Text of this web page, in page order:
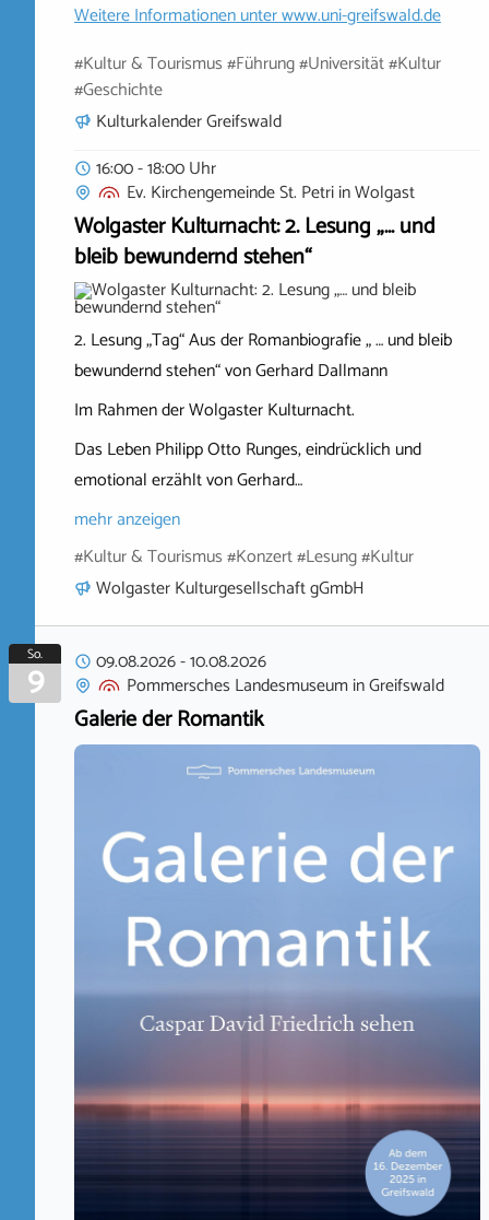
Weitere Informationen unterwww.uni-greifswald.de
#Kultur & Tourismus #Führung #Universität #Kultur
#Geschichte
Kulturkalender Greifswald
16:00 - 18:00 Uhr
Ev. Kirchengemeinde St. PetriinWolgast
Wolgaster Kulturnacht: 2. Lesung „… und
bleib bewundernd stehen“
2. Lesung „Tag“ Aus der Romanbiografie „ … und bleib
bewundernd stehen“ von Gerhard Dallmann
Im Rahmen der Wolgaster Kulturnacht.
Das Leben Philipp Otto Runges, eindrücklich und
emotional erzählt von Gerhard…
mehr anzeigen
#Kultur & Tourismus #Konzert #Lesung #Kultur
Wolgaster Kulturgesellschaft gGmbH
So.
9 09.08.2026-10.08.2026
Pommersches LandesmuseuminGreifswald
Galerie der Romantik